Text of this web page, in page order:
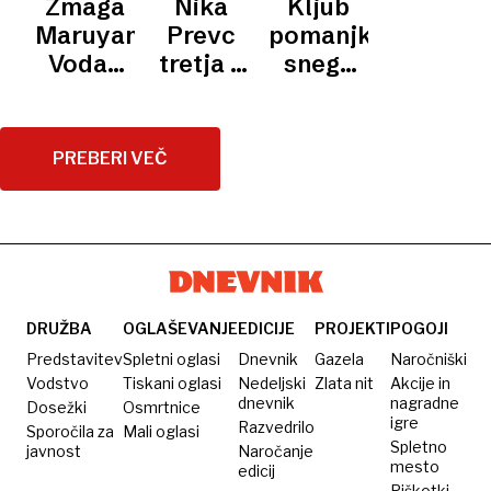
mestu
je tudi
nekaj
Lillehammerju
Zmaga
Maruyami,
Vodan
Prevc
zasedla
Nika
Prevc
tretja v
v
Lillehammerju
Kljub
pomanjkanju
snega
PREBERI VEČ
DRUŽBA
Predstavitev
Vodstvo
Dosežki
Sporočila za
javnost
OGLAŠEVANJE
Spletni oglasi
Tiskani oglasi
Osmrtnice
Mali oglasi
EDICIJE
Dnevnik
Nedeljski
dnevnik
Razvedrilo
Naročanje
edicij
PROJEKTI
Gazela
Zlata nit
POGOJI
Naročniški
Akcije in
nagradne
igre
Spletno
mesto